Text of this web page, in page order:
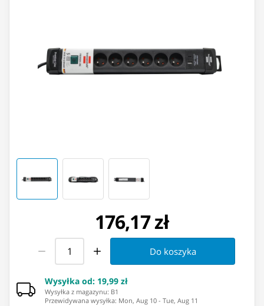
176,17 zł
Do koszyka
Wysyłka od: 19,99 zł
Wysyłka z magazynu: ⁨B1⁩
Przewidywana wysyłka: Mon, Aug 10 - Tue, Aug 11